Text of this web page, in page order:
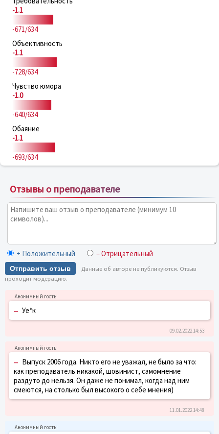
-1.1
-671/634
Объективность
-1.1
-728/634
Чувство юмора
-1.0
-640/634
Обаяние
-1.1
-693/634
Отзывы о преподавателе
+ Положительный – Отрицательный
Отправить отзыв
Данные об авторе не публикуются. Отзыв
проходит модерацию.
– Уе*к
09.02.2022 14:53
– Выпуск 2006 года. Никто его не уважал, не было за что:
как преподаватель никакой, шовинист, самомнение
раздуто до нельзя. Он даже не понимал, когда над ним
смеются, на столько был высокого о себе мнения)
11.01.2022 14:48